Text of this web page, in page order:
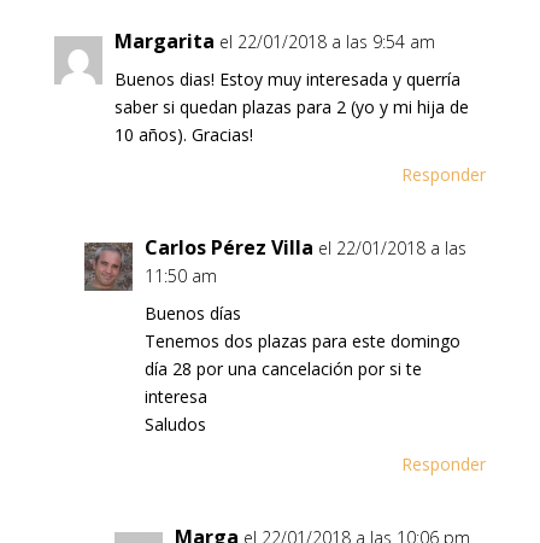
Margarita el 22/01/2018 a las 9:54 am
Buenos dias! Estoy muy interesada y querría
saber si quedan plazas para 2 (yo y mi hija de
10 años). Gracias!
Responder
Carlos Pérez Villa el 22/01/2018 a las
11:50 am
Buenos días
Tenemos dos plazas para este domingo
día 28 por una cancelación por si te
interesa
Saludos
Responder
Marga el 22/01/2018 a las 10:06 pm